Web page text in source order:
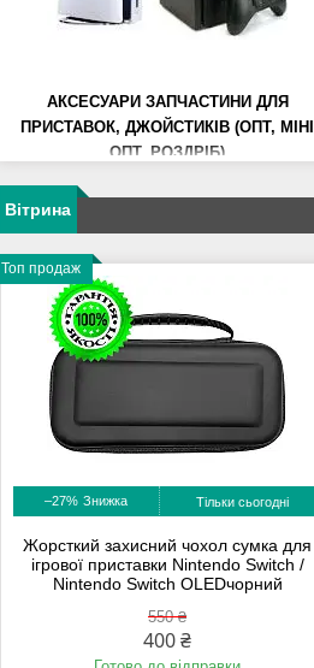
АКСЕСУАРИ ЗАПЧАСТИНИ ДЛЯ
ПРИСТАВОК, ДЖОЙСТИКІВ (ОПТ, МІНІ
ОПТ, РОЗДРІБ)
Вітрина
Топ продаж
–27% Тільки сьогодні
Жорсткий захисний чохол сумка для
ігрової приставки Nintendo Switch /
Nintendo Switch OLEDчорний
550 ₴
400 ₴